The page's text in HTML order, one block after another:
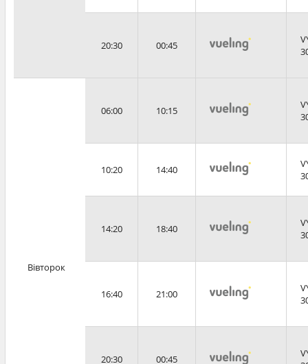
20:30 00:45
Вівторок
06:00 10:15
10:20 14:40
14:20 18:40
16:40 21:00
20:30 00:45